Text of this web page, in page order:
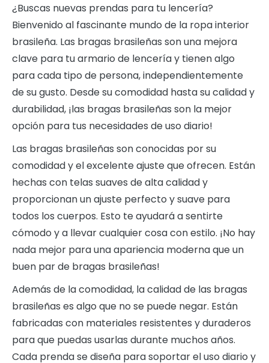
¿Buscas nuevas prendas para tu lencería?
Bienvenido al fascinante mundo de la ropa interior
brasileña. Las bragas brasileñas son una mejora
clave para tu armario de lencería y tienen algo
para cada tipo de persona, independientemente
de su gusto. Desde su comodidad hasta su calidad y
durabilidad, ¡las bragas brasileñas son la mejor
opción para tus necesidades de uso diario!
Las bragas brasileñas son conocidas por su
comodidad y el excelente ajuste que ofrecen. Están
hechas con telas suaves de alta calidad y
proporcionan un ajuste perfecto y suave para
todos los cuerpos. Esto te ayudará a sentirte
cómodo y a llevar cualquier cosa con estilo. ¡No hay
nada mejor para una apariencia moderna que un
buen par de bragas brasileñas!
Además de la comodidad, la calidad de las bragas
brasileñas es algo que no se puede negar. Están
fabricadas con materiales resistentes y duraderos
para que puedas usarlas durante muchos años.
Cada prenda se diseña para soportar el uso diario y